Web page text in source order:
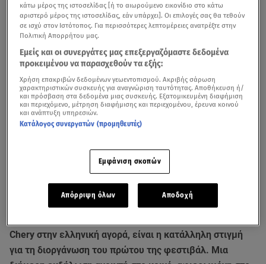
Chery στην ελληνική αγορά, είναι η κατάλληλη στιγμή
για τη διοργάνωση του πρώτου της φεστιβάλ. Μια
κάτω μέρος της ιστοσελίδας [ή το αιωρούμενο εικονίδιο στο κάτω
αριστερό μέρος της ιστοσελίδας, εάν υπάρχει]. Οι επιλογές σας θα τεθούν
σε ισχύ στον Ιστότοπος. Για περισσότερες λεπτομέρειες ανατρέξτε στην
Πολιτική Απορρήτου μας.
Εμείς και οι συνεργάτες μας επεξεργαζόμαστε δεδομένα
προκειμένου να παρασχεθούν τα εξής:
Χρήση επακριβών δεδομένων γεωεντοπισμού. Ακριβής σάρωση
χαρακτηριστικών συσκευής για αναγνώριση ταυτότητας. Αποθήκευση ή/
και πρόσβαση στα δεδομένα μιας συσκευής. Εξατομικευμένη διαφήμιση
και περιεχόμενο, μέτρηση διαφήμισης και περιεχομένου, έρευνα κοινού
και ανάπτυξη υπηρεσιών.
Κατάλογος συνεργατών (προμηθευτές)
Εμφάνιση σκοπών
Απόρριψη όλων Αποδοχή